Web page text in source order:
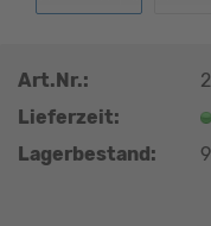
Art.Nr.:
Lieferzeit:
Lagerbestand:
9